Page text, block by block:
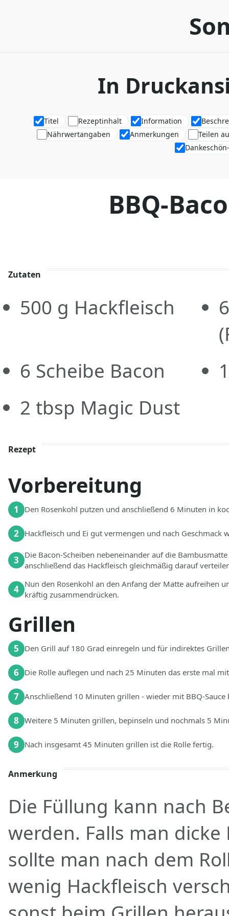
In
Titel Rezeptinhalt Information
Nährwertangaben
Anmerkungen
Teilen
BBQ-
Zutaten
500 g Hackfleisch
6 Scheibe Bacon
2 tbsp Magic Dust
Rezept
Vorbereitung
1 Den Rosenkohl putzen und anschließend 6 Minuten in
2 Hackfleisch und Ei gut vermengen und nach Geschmack
3
Die Bacon-Scheiben nebeneinander auf die
anschließend das Hackfleisch gleichmäßig darauf
4 Nun den Rosenkohl an den Anfang der Matte aufreihen
kräftig zusammendrücken.
Grillen
5 Den Grill auf 180 Grad einregeln und für indirektes
6 Die Rolle auflegen und nach 25 Minuten das erste mal
7 Anschließend 10 Minuten grillen - wieder mit BBQ-Sauce
8 Weitere 5 Minuten grillen, bepinseln und nochmals 5
9 Nach insgesamt 45 Minuten grillen ist die Rolle fertig.
Anmerkung
Die Füllung kann nach
werden. Falls man
sollte man nach dem
wenig Hackfleisch